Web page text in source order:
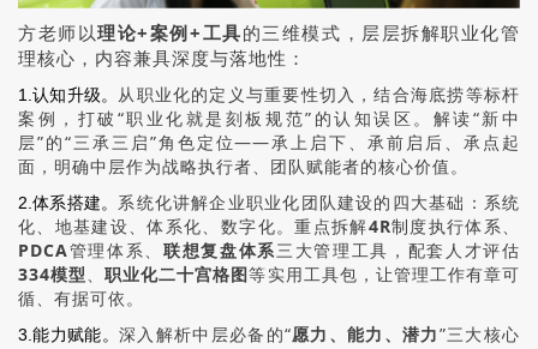
方老师以理论+案例+工具的三维模式，层层拆解职业化管
理核心，内容兼具深度与落地性：
1.认知升级。
从职业化的定义与重要性切入，结合海底捞等标杆
案例，打破“职业化就是刻板规范”的认知误区。解读“新中
层”的“三承三启”角色定位——承上启下、承前启后、承点起
面，明确中层作为战略执行者、团队赋能者的核心价值。
2.体系搭建。 系统化讲解企业职业化团队建设的四大基础：系统
化、地基建设、体系化、数字化。重点拆解4R制度执行体系、
PDCA管理体系、 联想复盘体系三大管理工具，配套人才评估
334模型
、职业化二十宫格图等实用工具包，让管理工作有章可
循、有据可依。
3.能力赋能。 深入解析中层必备的“愿力、能力、潜力”三大核心